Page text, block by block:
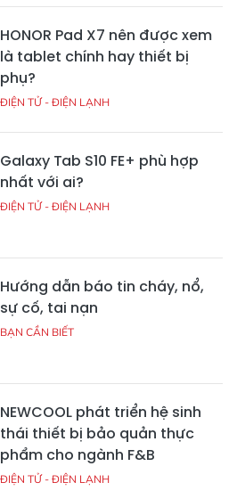
THIẾT BỊ - DI ĐỘNG
mượn hình thức của máy ảnh?
THIẾT BỊ - DI ĐỘNG
vừa chơi game?
ĐIỆN TỬ - ĐIỆN LẠNH
hộ chiếu của Samsung
THIẾT BỊ - DI ĐỘNG